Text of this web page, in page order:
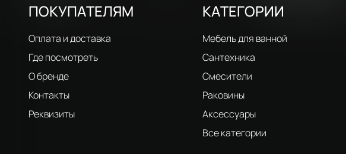
ПОКУПАТЕЛЯМ
Оплата и доставка
Где посмотреть
О бренде
Контакты
Реквизиты
КАТЕГОРИИ
Мебель для ванной
Сантехника
Смесители
Раковины
Аксессуары
Все категории